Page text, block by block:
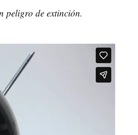
peligro de extinción.